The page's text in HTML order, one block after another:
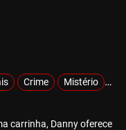
Crime Mistério
carrinha, Danny oferece